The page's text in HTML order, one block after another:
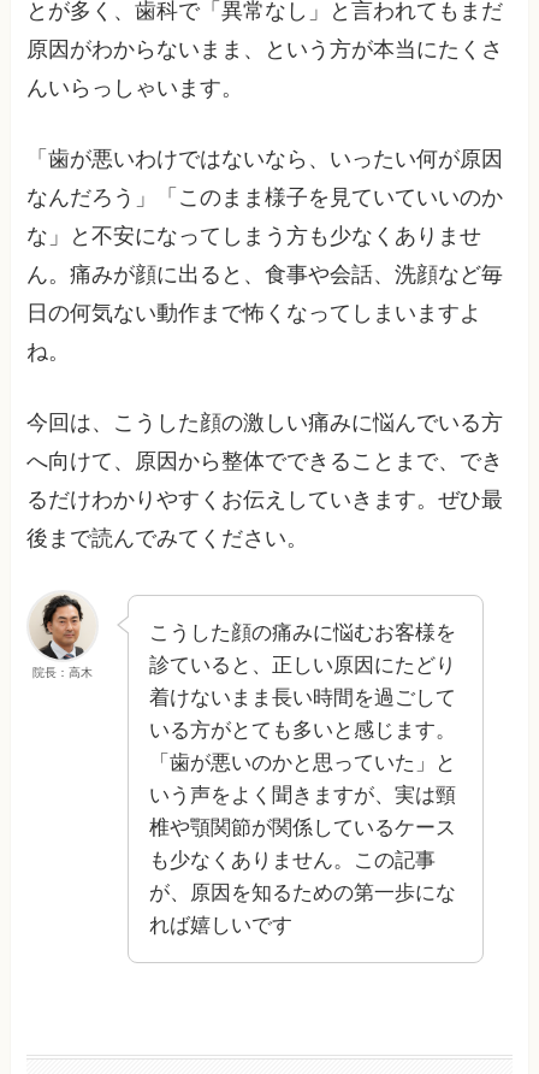
とが多く、歯科で「異常なし」と言われてもまだ
原因がわからないまま、という方が本当にたくさ
んいらっしゃいます。
「歯が悪いわけではないなら、いったい何が原因
なんだろう」「このまま様子を見ていていいのか
な」と不安になってしまう方も少なくありませ
ん。痛みが顔に出ると、食事や会話、洗顔など毎
日の何気ない動作まで怖くなってしまいますよ
ね。
今回は、こうした顔の激しい痛みに悩んでいる方
へ向けて、原因から整体でできることまで、でき
るだけわかりやすくお伝えしていきます。ぜひ最
後まで読んでみてください。
院長：高木
こうした顔の痛みに悩むお客様を
診ていると、正しい原因にたどり
着けないまま長い時間を過ごして
いる方がとても多いと感じます。
「歯が悪いのかと思っていた」と
いう声をよく聞きますが、実は頸
椎や顎関節が関係しているケース
も少なくありません。この記事
が、原因を知るための第一歩にな
れば嬉しいです